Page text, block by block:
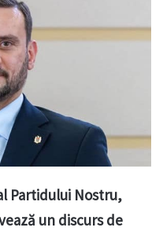
Partidului Nostru,
un discurs de